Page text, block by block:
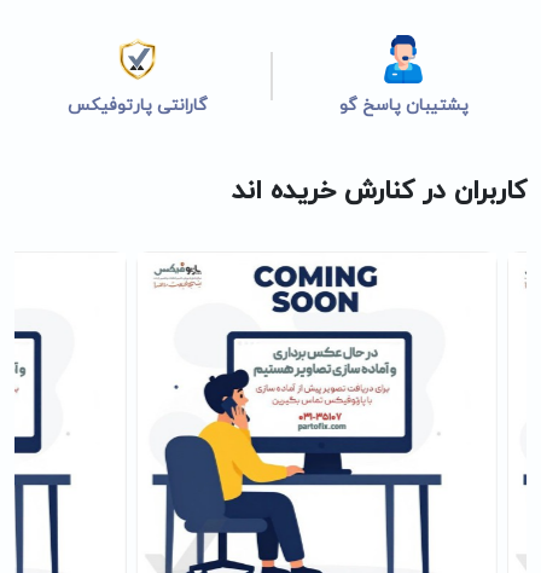
پشتیبان پاسخ گو گارانتی پارتوفیکس
کاربران در کنارش خریده اند